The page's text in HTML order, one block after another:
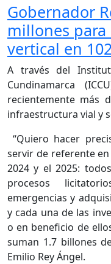
Gobernador
millones
vertical en
A través del
Cundinamarca
recientemente más
infraestructura vial y
“Quiero hacer
servir de referente
2024 y el 2025:
procesos
emergencias y
y cada una de las
o en beneficio de
suman 1.7 billones
Emilio Rey Ángel.